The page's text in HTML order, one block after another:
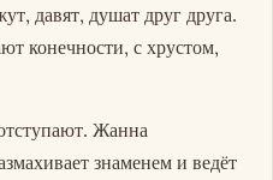
давят, душат друг друга.
конечности, с хрустом,
Жанна
знаменем и ведёт